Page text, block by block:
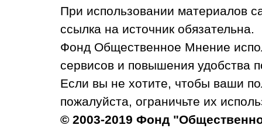
При использовании материалов
ссылка на источник обязательна.
Фонд Общественное Мнение
сервисов и повышения удобства
Если вы не хотите, чтобы ваши
пожалуйста, ограничьте их
© 2003-2019 Фонд